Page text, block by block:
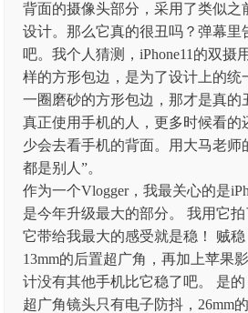
背面的摄像头部分，采用了类似之
设计。那么它真的很丑吗？弹幕里
吧。我个人猜测，iPhone11的双摄
样的方形包边，是为了设计上的统
一圈磨砂的方形包边，那才是真的
真正使用手机的人，更多时候看的
少会去看手机的背面。用大马老师
都是别人”。
作为一个Vlogger，我最关心的是
是今年升级最大的部分。 我用它拍
它带给我最大的感受就是稳！ 贼稳
13mm的后置超广角，再加上苹果
计没有其他手机比它稳了吧。 是
超广角镜头只有电子防抖，26mm